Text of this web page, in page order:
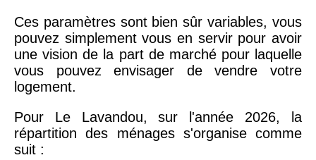
Ces paramètres sont bien sûr variables, vous
pouvez simplement vous en servir pour avoir
une vision de la part de marché pour laquelle
vous pouvez envisager de vendre votre
logement.
Pour Le Lavandou, sur l'année 2026, la
répartition des ménages s'organise comme
suit :